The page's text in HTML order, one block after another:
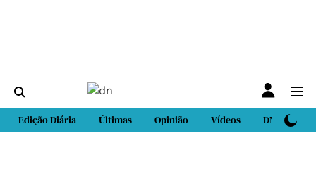
Edição Diária Últimas Opinião Vídeos DN Sport